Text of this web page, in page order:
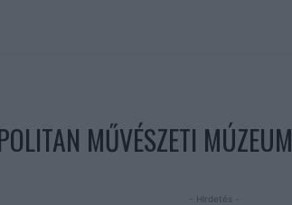
MŰVÉSZETI MÚZEUM
- Hirdetés -